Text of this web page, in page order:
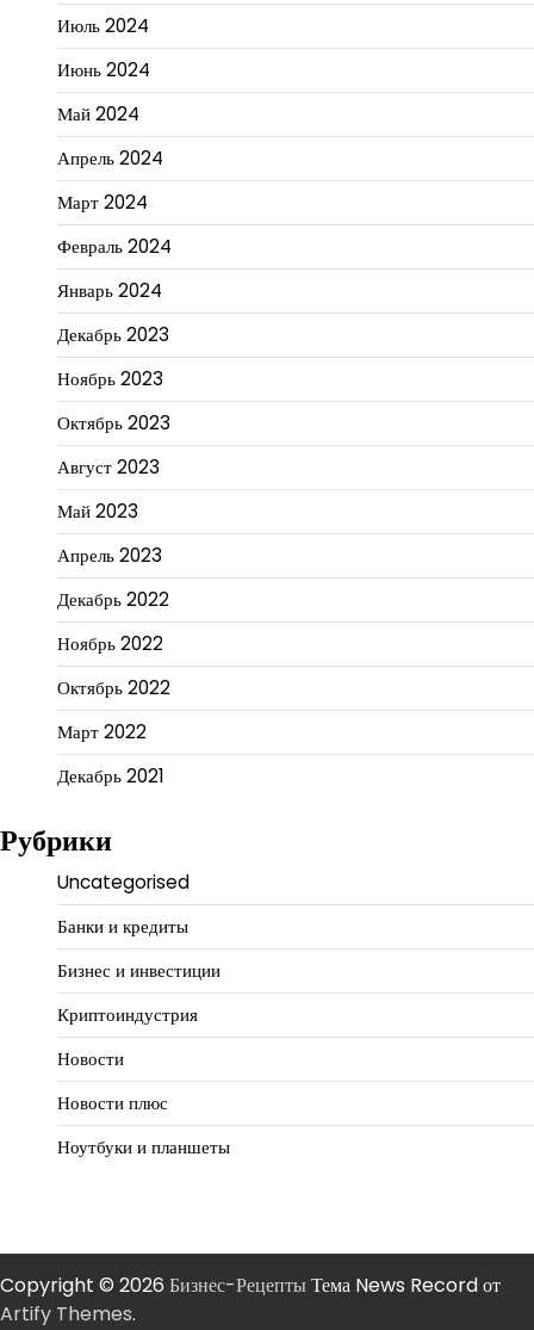
Июль 2024
Июнь 2024
Май 2024
Апрель 2024
Март 2024
Февраль 2024
Январь 2024
Декабрь 2023
Ноябрь 2023
Октябрь 2023
Август 2023
Май 2023
Апрель 2023
Декабрь 2022
Ноябрь 2022
Октябрь 2022
Март 2022
Декабрь 2021
Рубрики
Uncategorised
Банки и кредиты
Бизнес и инвестиции
Криптоиндустрия
Новости
Новости плюс
Ноутбуки и планшеты
Copyright © 2026 Бизнес-РецептыТема News Record от
Artify Themes.